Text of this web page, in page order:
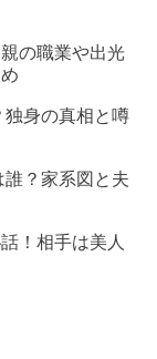
の職業や出光
独身の真相と噂
？家系図と夫
！相手は美人